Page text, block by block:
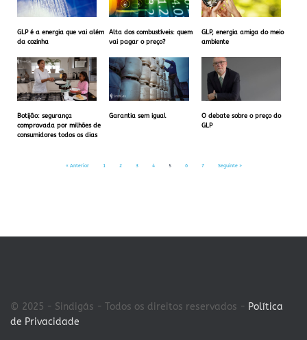
GLP é a energia que vai além
da cozinha
Alta dos combustíveis: quem
vai pagar o preço?
GLP, energia amiga do meio
ambiente
Botijão: segurança
comprovada por milhões de
consumidores todos os dias
Garantia sem igual
O debate sobre o preço do
GLP
« Anterior 1 2 3 4 5 6 7 Seguinte »
© 2025 - Sindigás - Todos os direitos reservados - Política
de Privacidade